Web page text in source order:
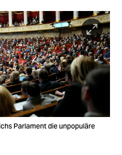
Parlament die unpopuläre